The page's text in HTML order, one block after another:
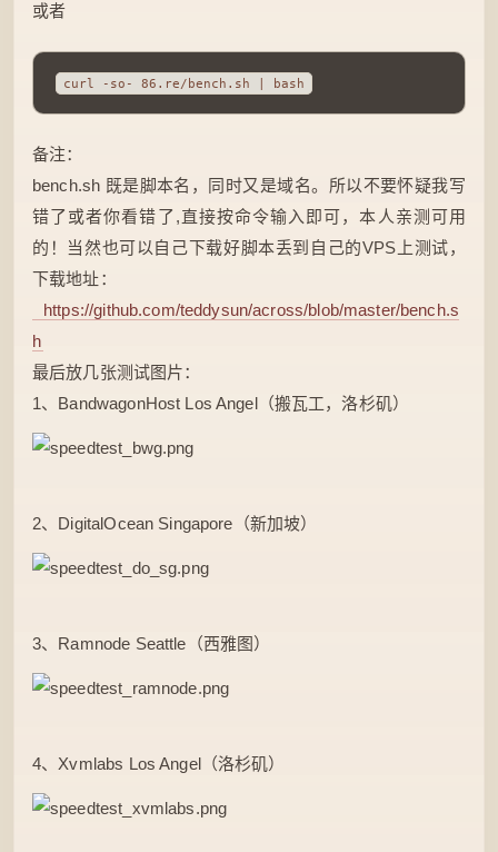
或者
curl -so- 86.re/bench.sh | bash
备注：
bench.sh 既是脚本名，同时又是域名。所以不要怀疑我写
错了或者你看错了,直接按命令输入即可，本人亲测可用
的！当然也可以自己下载好脚本丢到自己的VPS上测试，
下载地址：
https://github.com/teddysun/across/blob/master/bench.s
h
最后放几张测试图片：
1、BandwagonHost Los Angel（搬瓦工，洛杉矶）
2、DigitalOcean Singapore（新加坡）
3、Ramnode Seattle（西雅图）
4、Xvmlabs Los Angel（洛杉矶）